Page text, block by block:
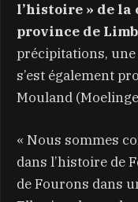
l’histoire » de la
province de
précipitations, une
s’est également
Mouland
« Nous sommes
dans l’histoire de
de Fourons dans